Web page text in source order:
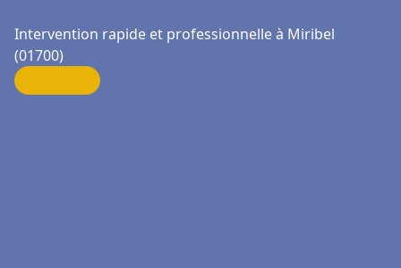
Intervention rapide et professionnelle à Miribel
(01700)